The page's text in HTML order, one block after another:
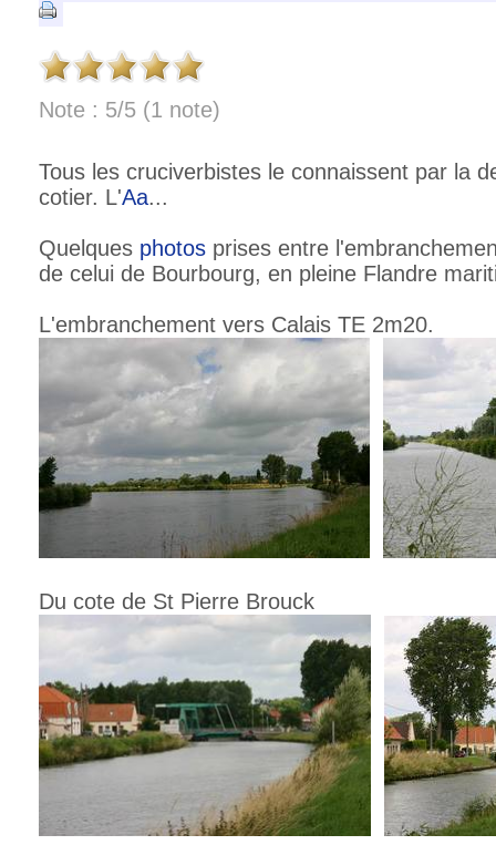
Note : 5/5 (1 note)
Tous les cruciverbistes le connaissent par la
cotier. L'Aa...
Quelques photos prises entre
de celui de Bourbourg, en pleine Flandre
L'embranchement vers Calais TE 2m20.
Du cote de St Pierre Brouck